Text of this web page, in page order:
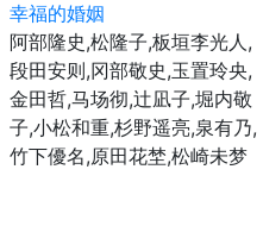
幸福的婚姻
阿部隆史,松隆子,板垣李光人,
段田安则,冈部敬史,玉置玲央,
金田哲,马场彻,辻凪子,堀内敬
子,小松和重,杉野遥亮,泉有乃,
竹下優名,原田花埜,松崎未梦